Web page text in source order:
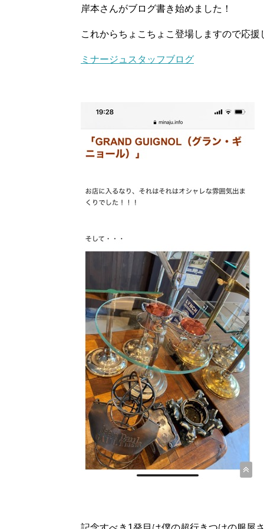
岸本さんがブログ書き始めました！
これからちょこちょこ登場しますので応援
ミナージュスタッフブログ